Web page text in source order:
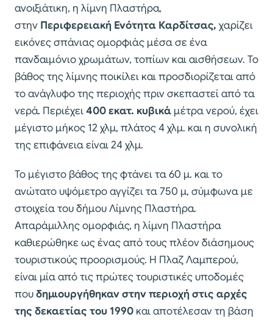
ανοιξιάτικη, η λίμνη Πλαστήρα,
στην Περιφερειακή Ενότητα Καρδίτσας, χαρίζει
εικόνες σπάνιας ομορφιάς μέσα σε ένα
πανδαιμόνιο χρωμάτων, τοπίων και αισθήσεων. Το
βάθος της λίμνης ποικίλει και προσδιορίζεται από
το ανάγλυφο της περιοχής πριν σκεπαστεί από τα
νερά. Περιέχει400 εκατ. κυβικά μέτρα νερού, έχει
μέγιστο μήκος 12 χλμ, πλάτος 4 χλμ. και η συνολική
της επιφάνεια είναι 24 χλμ.
Το μέγιστο βάθος της φτάνει τα 60 μ. και το
ανώτατο υψόμετρο αγγίζει τα 750 μ, σύμφωνα με
στοιχεία του δήμου Λίμνης Πλαστήρα.
Απαράμιλλης ομορφιάς, η λίμνη Πλαστήρα
καθιερώθηκε ως ένας από τους πλέον διάσημους
τουριστικούς προορισμούς. Η Πλαζ Λαμπερού,
είναι μία από τις πρώτες τουριστικές υποδομές
πουδημιουργήθηκαν στην περιοχή στις αρχές
της δεκαετίας του 1990 και αποτέλεσαν τη βάση